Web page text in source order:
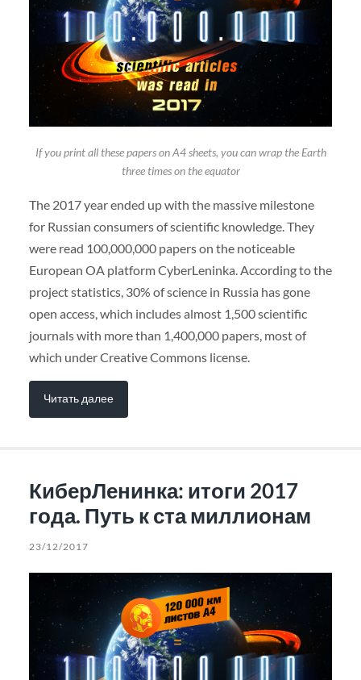
If you print all these papers on A4 sheets, you can wrap the Earth
three times on the equator
The 2017 year ended up with the massive milestone
for Russian consumers of scientific knowledge. They
were read 100,000,000 papers on the noticeable
European OA platform CyberLeninka. According to the
project statistics, 30% of science in Russia has gone
open access, which includes almost 1,500 scientific
journals with more than 1,400,000 papers, most of
which under Creative Commons license.
Читать далее
КиберЛенинка: итоги 2017
года. Путь к ста миллионам
23/12/2017